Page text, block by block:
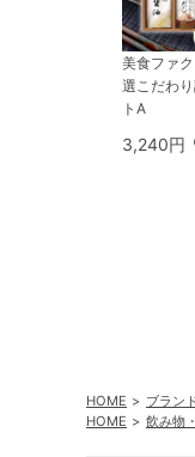
美食ファ
選こだわ
トA
3,240円
HOME ブラン
HOME
飲み物